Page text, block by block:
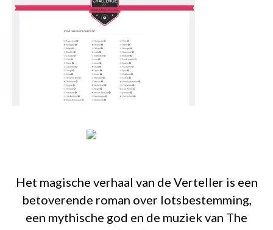
Het magische verhaal van de Verteller is een
betoverende roman over lotsbestemming,
een mythische god en de muziek van The